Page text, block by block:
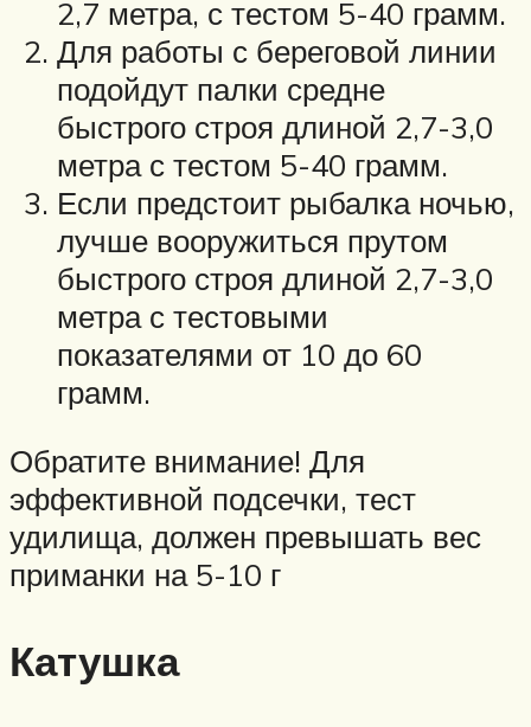
2,7 метра, с тестом 5-40 грамм.
Для работы с береговой линии
подойдут палки средне
быстрого строя длиной 2,7-3,0
метра с тестом 5-40 грамм.
Если предстоит рыбалка ночью,
лучше вооружиться прутом
быстрого строя длиной 2,7-3,0
метра с тестовыми
показателями от 10 до 60
грамм.
Обратите внимание! Для
эффективной подсечки, тест
удилища, должен превышать вес
приманки на 5-10 г
Катушка